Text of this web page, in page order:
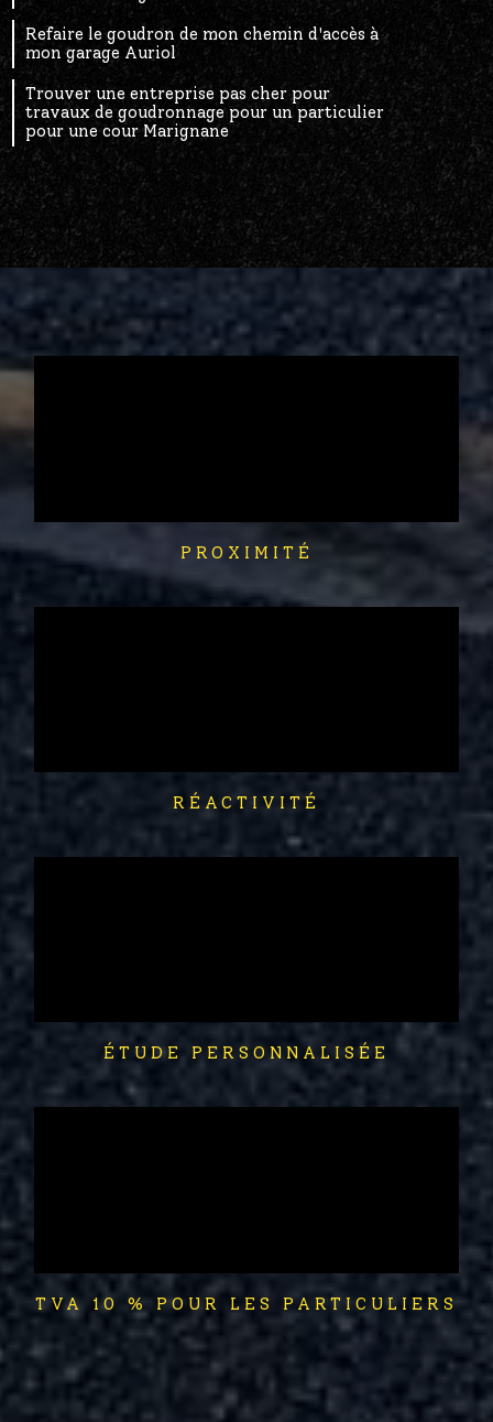
Refaire le goudron de mon chemin d'accès à
mon garage Auriol
Trouver une entreprise pas cher pour
travaux de goudronnage pour un particulier
pour une cour Marignane
PROXIMITÉ
RÉACTIVITÉ
ÉTUDE PERSONNALISÉE
TVA 10 % POUR LES PARTICULIERS